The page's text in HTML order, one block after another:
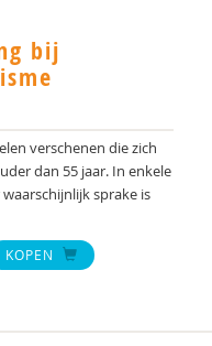
bij
verschenen die zich
dan 55 jaar. In enkele
sprake is
KOPEN